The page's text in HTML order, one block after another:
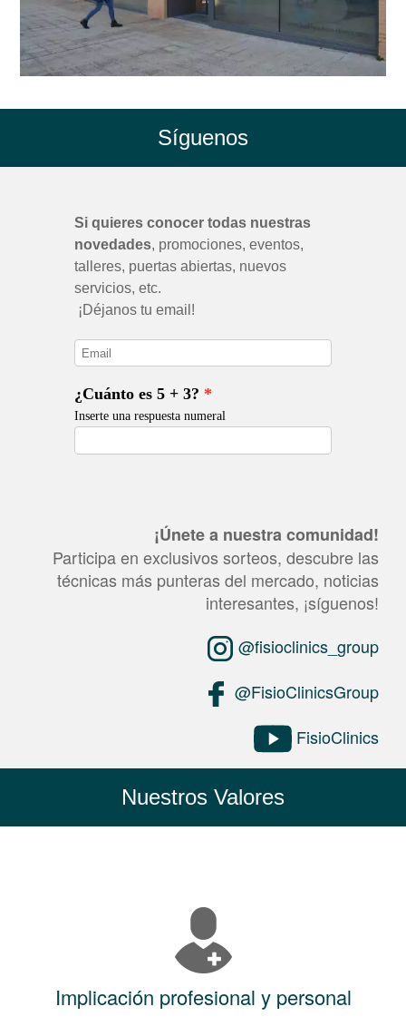
Síguenos
¡Únete a nuestra comunidad!
Participa en exclusivos sorteos, descubre las
técnicas más punteras del mercado, noticias
interesantes, ¡síguenos!
@fisioclinics_group
@FisioClinicsGroup
FisioClinics
Nuestros Valores
Implicación profesional y personal